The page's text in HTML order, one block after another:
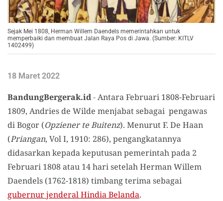
Sejak Mei 1808, Herman Willem Daendels memerintahkan untuk
memperbaiki dan membuat Jalan Raya Pos di Jawa. (Sumber: KITLV
1402499)
18 Maret 2022
BandungBergerak.id-Antara Februari 1808-Februari
1809, Andries de Wilde menjabat sebagai pengawas
di Bogor (Opziener te Buitenz). Menurut F. De Haan
(Priangan, Vol I, 1910: 286), pengangkatannya
didasarkan kepada keputusan pemerintah pada 2
Februari 1808 atau 14 hari setelah Herman Willem
Daendels (1762-1818) timbang terima sebagai
gubernur jenderal Hindia Belanda.